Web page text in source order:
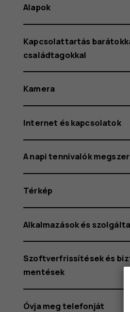
Alapok
Kapcsolattartás
családtagokkal
Kamera
Internet és kapcsolatok
A napi tennivalók
Térkép
Alkalmazások és
Szoftverfrissítések és
mentések
Óvja meg telefonját